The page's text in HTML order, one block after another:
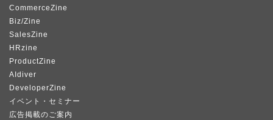
CommerceZine
Biz/Zine
SalesZine
HRzine
ProductZine
AIdiver
DeveloperZine
イベント・セミナー
広告掲載のご案内